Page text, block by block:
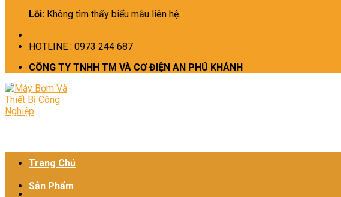
Lỗi: Không tìm thấy biểu mẫu liên hệ.
HOTLINE : 0973 244 687
CÔNG TY TNHH TM VÀ CƠ ĐIỆN AN PHÚ KHÁNH
Trang Chủ
Sản Phẩm